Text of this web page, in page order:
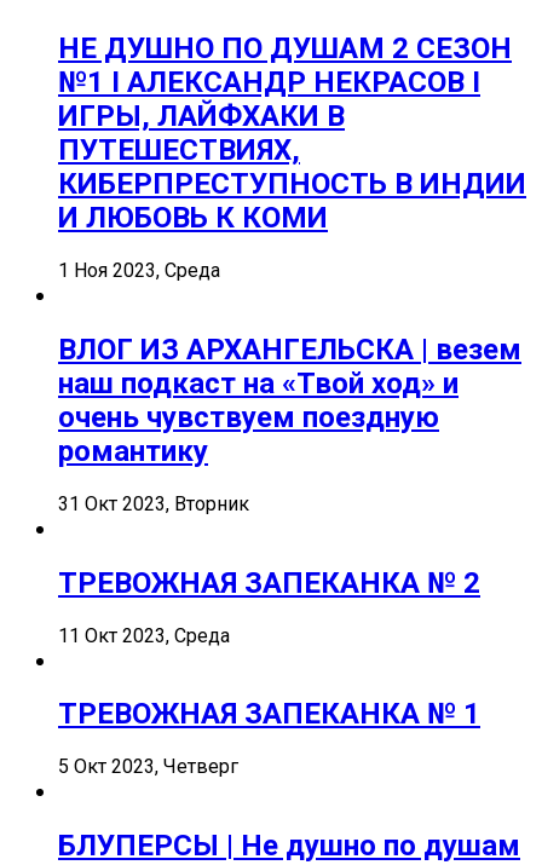
НЕ ДУШНО ПО ДУШАМ 2 СЕЗОН
№1 I АЛЕКСАНДР НЕКРАСОВ I
ИГРЫ, ЛАЙФХАКИ В
ПУТЕШЕСТВИЯХ,
КИБЕРПРЕСТУПНОСТЬ В ИНДИИ
И ЛЮБОВЬ К КОМИ
1 Ноя 2023, Среда
ВЛОГ ИЗ АРХАНГЕЛЬСКА | везем
наш подкаст на «Твой ход» и
очень чувствуем поездную
романтику
31 Окт 2023, Вторник
ТРЕВОЖНАЯ ЗАПЕКАНКА № 2
11 Окт 2023, Среда
ТРЕВОЖНАЯ ЗАПЕКАНКА № 1
5 Окт 2023, Четверг
БЛУПЕРСЫ | Не душно по душам